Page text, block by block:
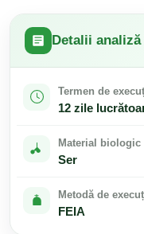
Detalii analiză
Termen de
12 zile
Material biologic
Ser
Metodă de
FEIA